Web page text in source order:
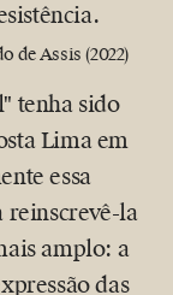
de Assis (2022)
tenha sido
Lima em
essa
reinscrevê-la
amplo: a
das